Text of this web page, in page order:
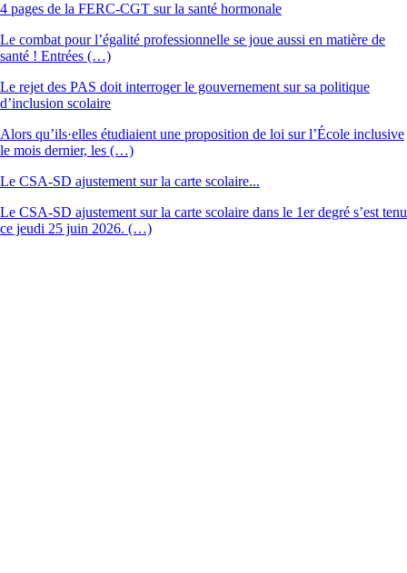
4 pages de la FERC-CGT sur la santé hormonale
Le combat pour l’égalité professionnelle se joue aussi en matière de
santé ! Entrées (…)
Le rejet des PAS doit interroger le gouvernement sur sa politique
d’inclusion scolaire
Alors qu’ils·elles étudiaient une proposition de loi sur l’École inclusive
le mois dernier, les (…)
Le CSA-SD ajustement sur la carte scolaire...
Le CSA-SD ajustement sur la carte scolaire dans le 1er degré s’est tenu
ce jeudi 25 juin 2026. (…)